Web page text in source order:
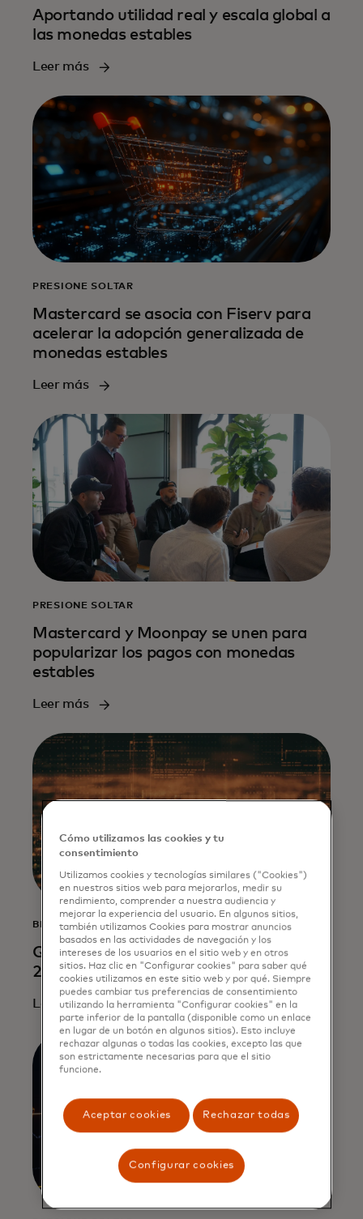
Aportando utilidad real y escala global a
las monedas estables
Leer más
PRESIONE SOLTAR
Mastercard se asocia con Fiserv para
acelerar la adopción generalizada de
monedas estables
Leer más
PRESIONE SOLTAR
Mastercard y Moonpay se unen para
popularizar los pagos con monedas
estables
Leer más
BLOG
Qué esperar de las criptomonedas en
2025
Leer más
Cómo utilizamos las cookies y tu
consentimiento
Utilizamos cookies y tecnologías similares ("Cookies")
en nuestros sitios web para mejorarlos, medir su
rendimiento, comprender a nuestra audiencia y
mejorar la experiencia del usuario. En algunos sitios,
también utilizamos Cookies para mostrar anuncios
basados en las actividades de navegación y los
intereses de los usuarios en el sitio web y en otros
sitios. Haz clic en "Configurar cookies" para saber qué
cookies utilizamos en este sitio web y por qué. Siempre
puedes cambiar tus preferencias de consentimiento
utilizando la herramienta "Configurar cookies" en la
parte inferior de la pantalla (disponible como un enlace
en lugar de un botón en algunos sitios). Esto incluye
rechazar algunas o todas las cookies, excepto las que
son estrictamente necesarias para que el sitio
funcione.
Aceptar cookies Rechazar todas
Configurar cookies